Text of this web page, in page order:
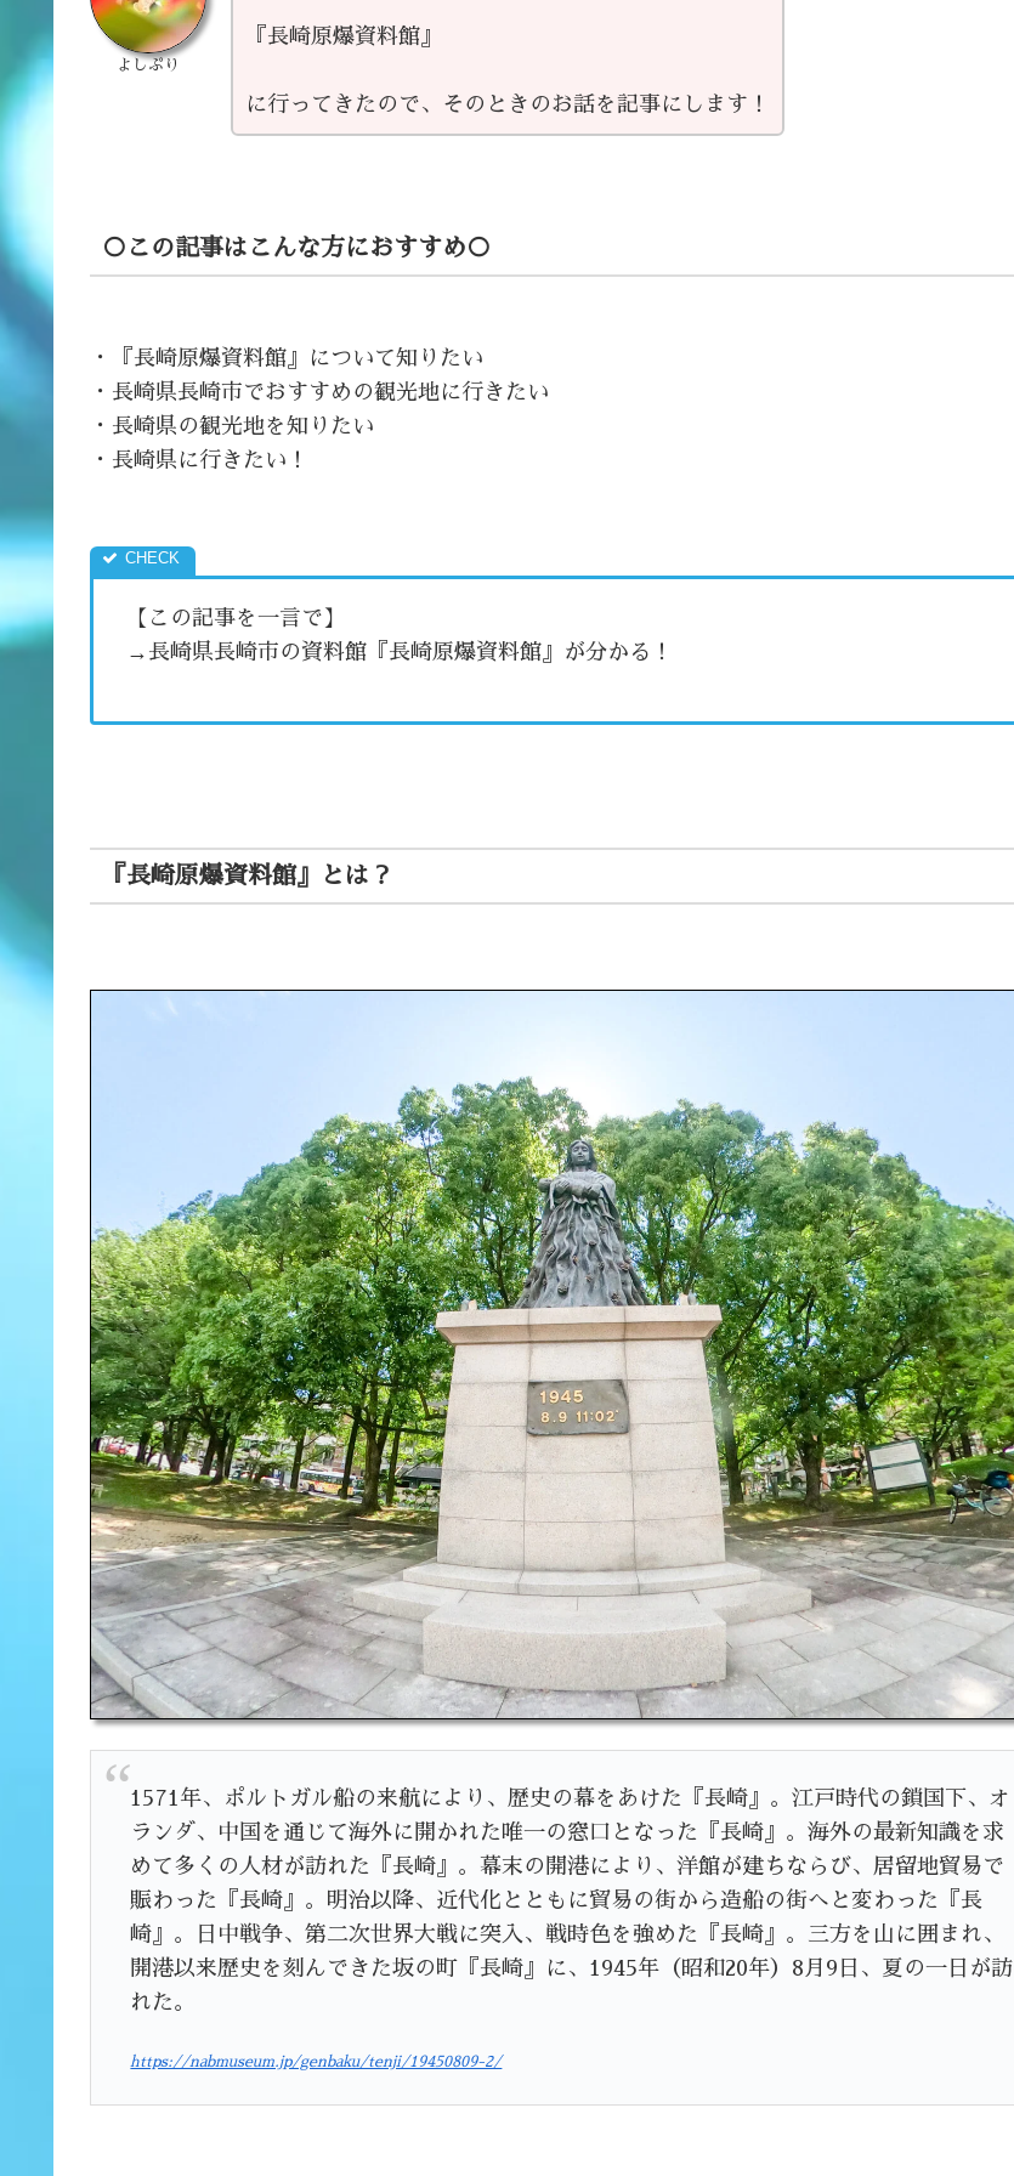
よしぷり
『長崎原爆資料館』
に行ってきたので、そのときのお話を記事にします！
○この記事はこんな方におすすめ○
・『長崎原爆資料館』について知りたい
・長崎県長崎市でおすすめの観光地に行きたい
・長崎県の観光地を知りたい
・長崎県に行きたい！
【この記事を一言で】
→長崎県長崎市の資料館『長崎原爆資料館』が分かる！
『長崎原爆資料館』とは？
1571年、ポルトガル船の来航により、歴史の幕をあけた『長崎』。江戸時代の鎖国下、オ
ランダ、中国を通じて海外に開かれた唯一の窓口となった『長崎』。海外の最新知識を求
めて多くの人材が訪れた『長崎』。幕末の開港により、洋館が建ちならび、居留地貿易で
賑わった『長崎』。明治以降、近代化とともに貿易の街から造船の街へと変わった『長
崎』。日中戦争、第二次世界大戦に突入、戦時色を強めた『長崎』。三方を山に囲まれ、
開港以来歴史を刻んできた坂の町『長崎』に、1945年（昭和20年）8月9日、夏の一日が訪
れた。
https://nabmuseum.jp/genbaku/tenji/19450809-2/